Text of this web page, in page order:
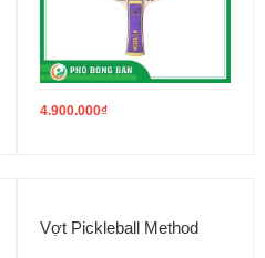
4.900.000₫
Vợt Pickleball Method